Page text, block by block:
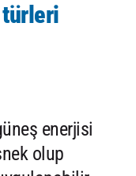
enerjisi
olup